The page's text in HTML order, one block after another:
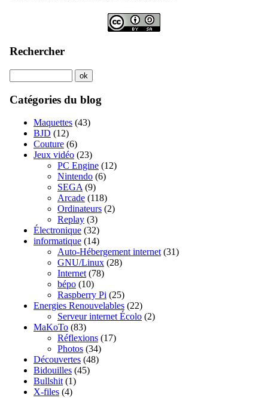
Rechercher
Catégories du blog
Maquettes (43)
BJD (12)
Couture (6)
Jeux vidéo (23)
PC Engine (12)
Nintendo (6)
SEGA (9)
Arcade (118)
Ordinateurs (2)
Replay (3)
Électronique (32)
informatique (14)
Auto-Hébergement internet (31)
GNU/Linux (28)
Internet (78)
bépo (10)
Raspberry Pi (25)
Energies Renouvelables (22)
Serveur internet Écolo (2)
MaKoTo (83)
Réflexions (17)
Photos (34)
Découvertes (48)
Bidouilles (45)
Bullshit (1)
X-files (4)